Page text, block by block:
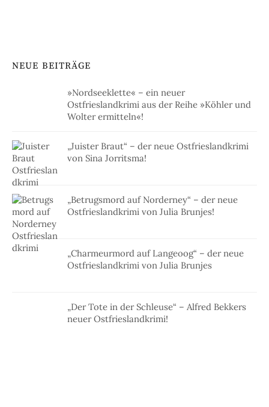
NEUE BEITRÄGE
»Nordseeklette« – ein neuer
Ostfrieslandkrimi aus der Reihe »Köhler und
Wolter ermitteln«!
„Juister Braut“ – der neue Ostfrieslandkrimi
von Sina Jorritsma!
„Betrugsmord auf Norderney“ – der neue
Ostfrieslandkrimi von Julia Brunjes!
„Charmeurmord auf Langeoog“ – der neue
Ostfrieslandkrimi von Julia Brunjes
„Der Tote in der Schleuse“ – Alfred Bekkers
neuer Ostfrieslandkrimi!